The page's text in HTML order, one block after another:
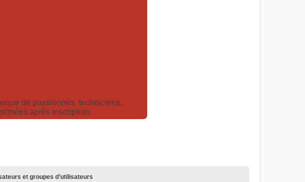
de passionnés, techniciens,
après inscription.
et groupes d’utilisateurs